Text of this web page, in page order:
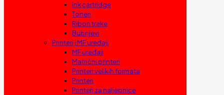
Ink cartridge
Toneri
Ribon trake
Bubnjevi
Printeri i MF uređaji
MF uređaji
Matrični printeri
Printeri velikih formata
Printeri
Printeri za naljepnice